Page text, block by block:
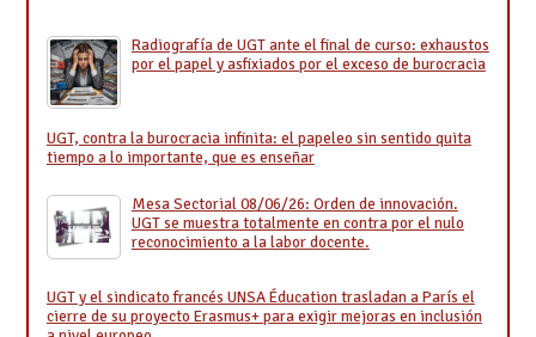
Radiografía de UGT ante el final de curso: exhaustos
por el papel y asfixiados por el exceso de burocracia
UGT, contra la burocracia infinita: el papeleo sin sentido quita
tiempo a lo importante, que es enseñar
Mesa Sectorial 08/06/26: Orden de innovación.
UGT se muestra totalmente en contra por el nulo
reconocimiento a la labor docente.
UGT y el sindicato francés UNSA Éducation trasladan a París el
cierre de su proyecto Erasmus+ para exigir mejoras en inclusión